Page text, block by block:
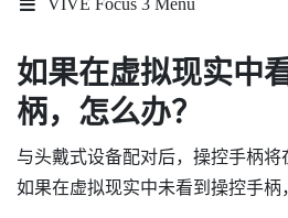
VIVE Focus 3 Menu
如果在虚拟现实中
柄，怎么办？
与头戴式设备配对后，操控手柄将
如果在虚拟现实中未看到操控手柄